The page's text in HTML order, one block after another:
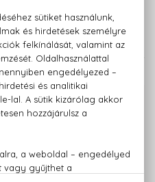
12.970 Ft
TERMÉKEK
visszaküldési garanciával